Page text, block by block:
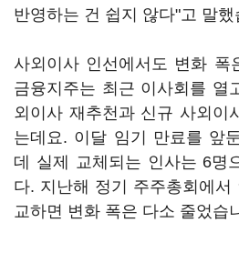
반영하는 건 쉽지 않다"고 말했
사외이사 인선에서도 변화 폭
금융지주는 최근 이사회를 열
외이사 재추천과 신규 사외이
는데요. 이달 임기 만료를 앞
데 실제 교체되는 인사는 6명
다. 지난해 정기 주주총회에서
교하면 변화 폭은 다소 줄었습